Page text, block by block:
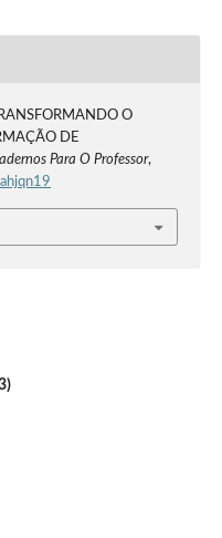
O
DE
Para O Professor,